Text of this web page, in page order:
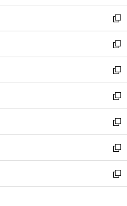
ウ
で
開
く
ン
ド
ウ
で
開
く
ウ
ィ
ン
ド
ウ
で
開
く
し
い
ウ
ィ
ン
ド
ウ
で
開
く
新
し
い
ウ
ィ
ン
ド
ウ
で
開
く
新
し
い
ウ
ィ
ン
ド
ウ
で
開
く
新
し
い
ウ
ィ
ン
ド
ウ
で
開
新
し
い
ウ
ィ
ン
ド
ウ
新
し
い
ウ
ィ
ン
新
し
い
ウ
新
し